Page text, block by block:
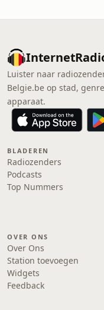
Luister naar
Belgie.be op stad,
apparaat.
BLADEREN
Radiozenders
Podcasts
Top Nummers
OVER ONS
Over Ons
Station toevoegen
Widgets
Feedback